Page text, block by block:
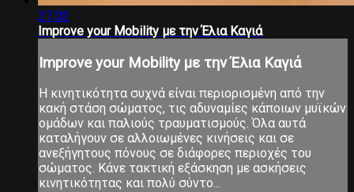
27:02
Ιmprove your Μobility με την Έλια Καγιά
Ιmprove your Μobility με την Έλια Καγιά
Η κινητικότητα συχνά είναι περιορισμένη από την
κακή στάση σώματος, τις αδυναμίες κάποιων μυϊκών
ομάδων και παλιούς τραυματισμούς. Όλα αυτά
καταλήγουν σε αλλοιωμένες κινήσεις και σε
ανεξήγητους πόνους σε διάφορες περιοχές του
σώματος. Κάνε τακτική εξάσκηση με ασκήσεις
κινητικότητας και πολύ σύντο...